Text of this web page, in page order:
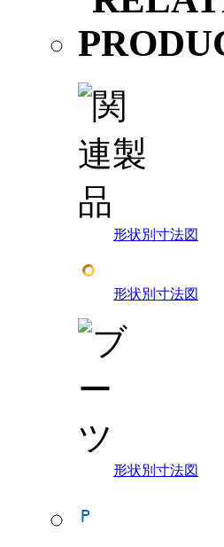
形状別寸法図
形状別寸法図
形状別寸法図